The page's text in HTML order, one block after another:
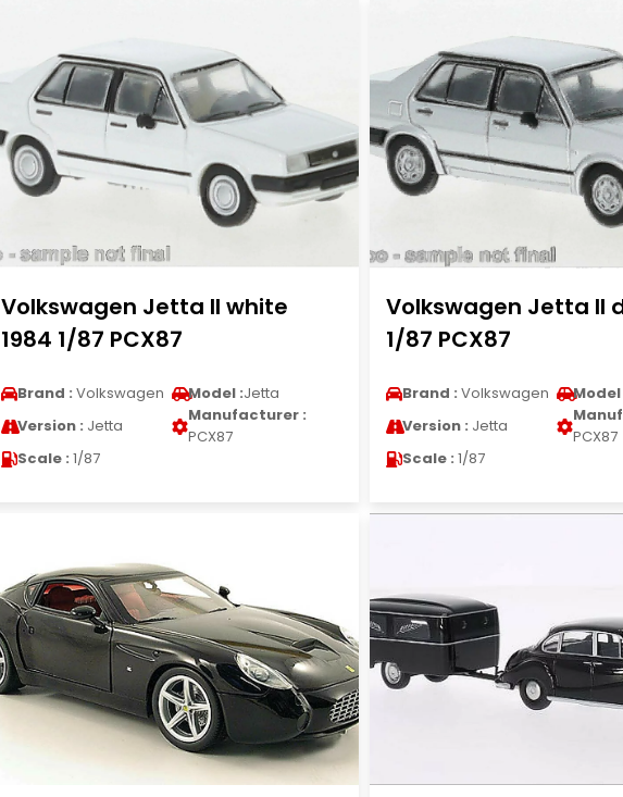
Volkswagen Jetta II white
1984 1/87 PCX87
Brand : Volkswagen Model :Jetta
Version : Jetta
Manufacturer :
PCX87
Scale : 1/87
Volkswagen Jetta II
1/87 PCX87
Brand : Volkswagen Model
Version : Jetta
PCX87
Scale : 1/87